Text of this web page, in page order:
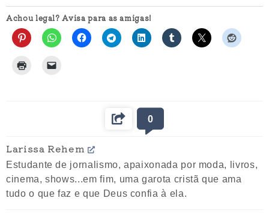
Achou legal? Avisa para as amigas!
0
Larissa Rehem
Estudante de jornalismo, apaixonada por moda, livros,
cinema, shows...em fim, uma garota cristã que ama
tudo o que faz e que Deus confia à ela.